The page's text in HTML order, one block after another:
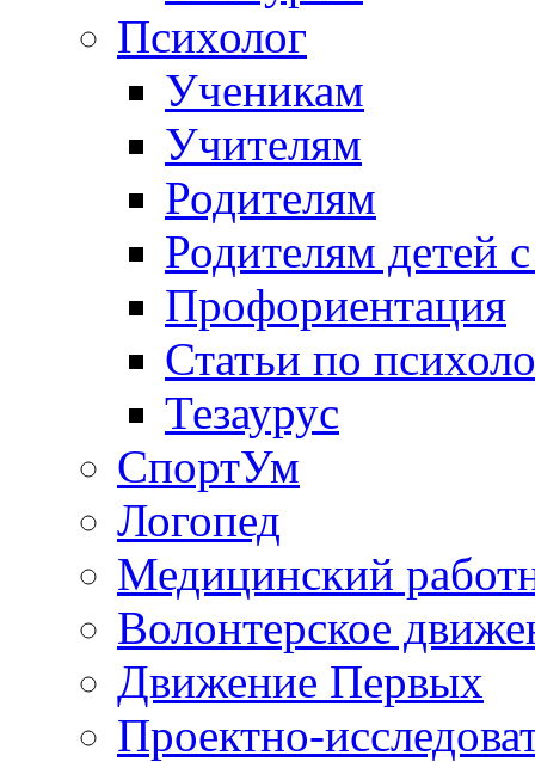
Психолог
Ученикам
Учителям
Родителям
Родителям детей
Профориентация
Статьи по
Тезаурус
СпортУм
Логопед
Медицинский
Волонтерское
Движение Первых
Проектно-